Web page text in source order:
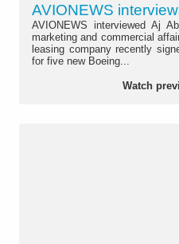
AVIONEWS
AVIONEWS interviewed Aj
marketing and commercial
leasing company recently
for five new Boeing...
Watch